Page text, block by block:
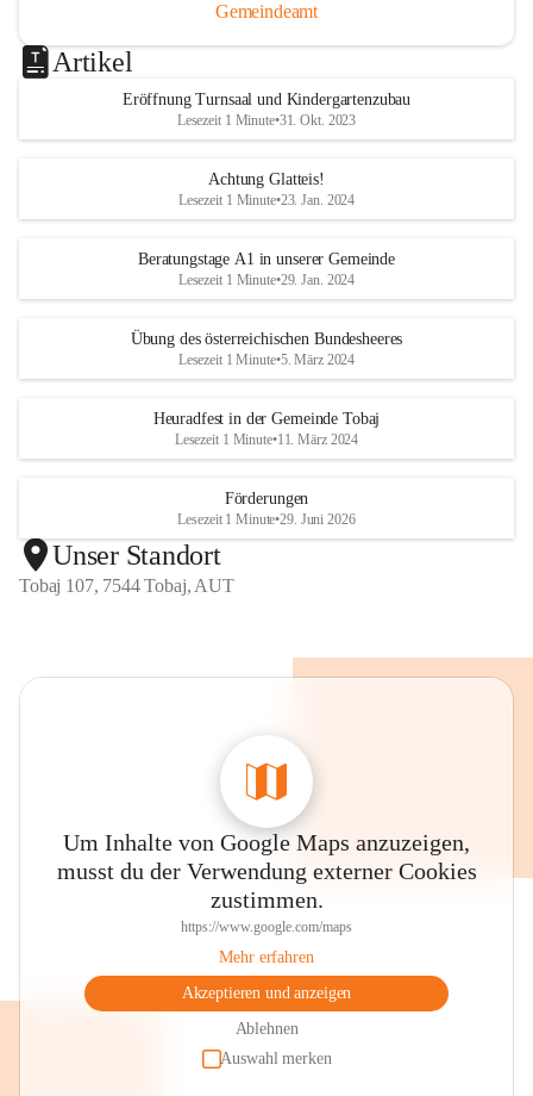
Gemeindeamt
Artikel
Eröffnung Turnsaal und Kindergartenzubau
Lesezeit 1 Minute•31. Okt. 2023
Achtung Glatteis!
Lesezeit 1 Minute•23. Jan. 2024
Beratungstage A1 in unserer Gemeinde
Lesezeit 1 Minute•29. Jan. 2024
Übung des österreichischen Bundesheeres
Lesezeit 1 Minute•5. März 2024
Heuradfest in der Gemeinde Tobaj
Lesezeit 1 Minute•11. März 2024
Förderungen
Lesezeit 1 Minute•29. Juni 2026
Unser Standort
Tobaj 107, 7544 Tobaj, AUT
Um Inhalte von Google Maps anzuzeigen,
musst du der Verwendung externer Cookies
zustimmen.
https://www.google.com/maps
Mehr erfahren
Akzeptieren und anzeigen
Ablehnen
Auswahl merken